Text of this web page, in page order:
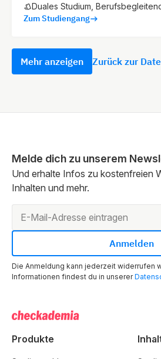
Duales Studium,
Zum Studiengang
Mehr anzeigen Zurück zur
Melde dich zu unserem
Und erhalte Infos zu kostenfreien
Inhalten und mehr.
Die Anmeldung kann jederzeit widerrufen
Informationen findest du in unserer
Produkte